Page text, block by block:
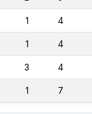
1 4
1 4
3 4
1 7